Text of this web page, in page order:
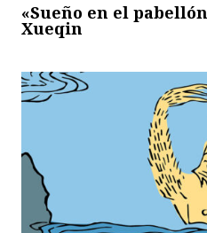
«Sueño en el
Xueqin